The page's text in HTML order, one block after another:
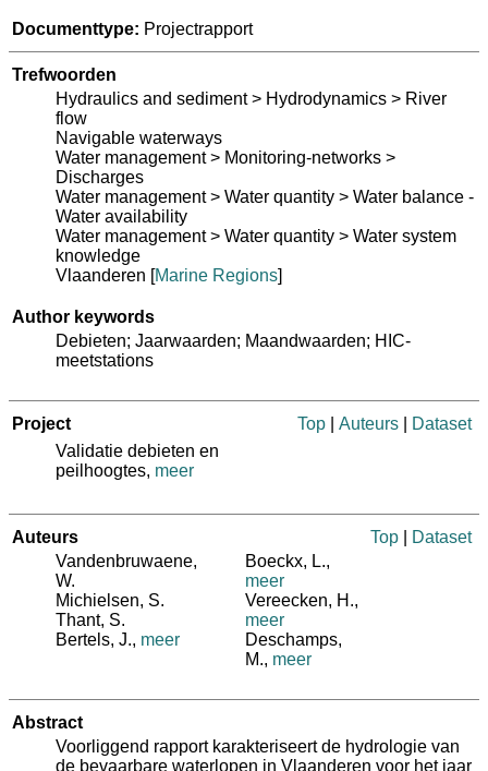
Documenttype: Projectrapport
Trefwoorden
Hydraulics and sediment > Hydrodynamics > River
flow
Navigable waterways
Water management > Monitoring-networks >
Discharges
Water management > Water quantity > Water balance -
Water availability
Water management > Water quantity > Water system
knowledge
Vlaanderen [Marine Regions]
Author keywords
Debieten; Jaarwaarden; Maandwaarden; HIC-
meetstations
Project Top Auteurs
Dataset
Validatie debieten en
peilhoogtes, meer
Auteurs Top
Dataset
Vandenbruwaene,
W.
Michielsen, S.
Thant, S.
Bertels, J., meer
Boeckx, L.,
meer
Vereecken, H.,
meer
Deschamps,
M., meer
Abstract
Voorliggend rapport karakteriseert de hydrologie van
de bevaarbare waterlopen in Vlaanderen voor het jaar